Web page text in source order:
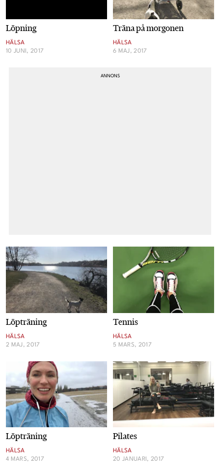
Löpning
HÄLSA
10 JUNI, 2017
Träna på morgonen
HÄLSA
6 MAJ, 2017
Löpträning
HÄLSA
2 MAJ, 2017
Tennis
HÄLSA
5 MARS, 2017
Löpträning
HÄLSA
4 MARS, 2017
Pilates
HÄLSA
20 JANUARI, 2017